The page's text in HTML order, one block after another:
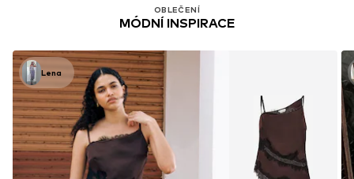
OBLEČENÍ
MÓDNÍ INSPIRACE
Lena